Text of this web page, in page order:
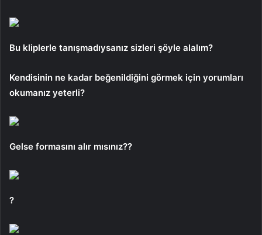
Bu kliplerle tanışmadıysanız sizleri şöyle alalım?
Kendisinin ne kadar beğenildiğini görmek için yorumları
okumanız yeterli?
Gelse formasını alır mısınız??
?